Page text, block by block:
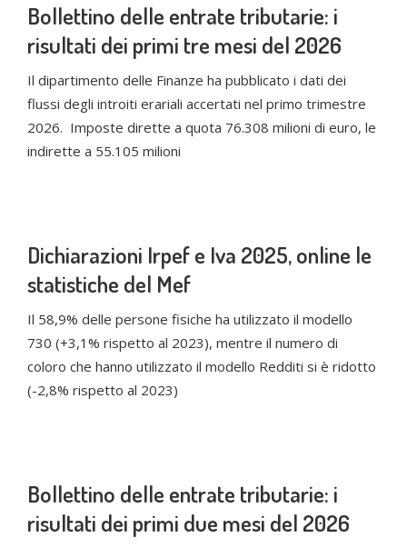
Bollettino delle entrate tributarie: i
risultati dei primi tre mesi del 2026
Il dipartimento delle Finanze ha pubblicato i dati dei
flussi degli introiti erariali accertati nel primo trimestre
2026. Imposte dirette a quota 76.308 milioni di euro, le
indirette a 55.105 milioni
Dichiarazioni Irpef e Iva 2025, online le
statistiche del Mef
Il 58,9% delle persone fisiche ha utilizzato il modello
730 (+3,1% rispetto al 2023), mentre il numero di
coloro che hanno utilizzato il modello Redditi si è ridotto
(-2,8% rispetto al 2023)
Bollettino delle entrate tributarie: i
risultati dei primi due mesi del 2026